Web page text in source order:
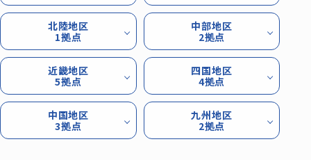
北陸地区
1拠点
中部地区
2拠点
近畿地区
5拠点
四国地区
4拠点
中国地区
3拠点
九州地区
2拠点